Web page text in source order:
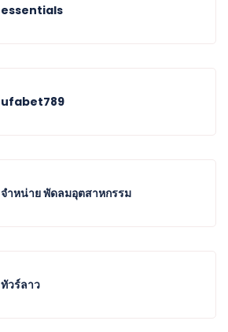
essentials
ufabet789
จำหน่าย พัดลมอุตสาหกรรม
ทัวร์ลาว